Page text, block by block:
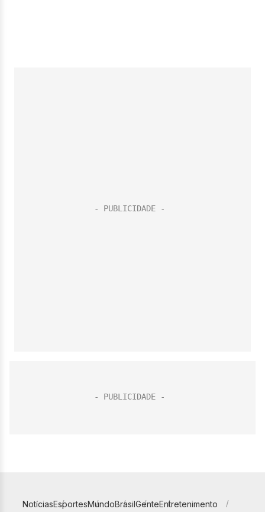
NotíciasEsportesMundoBrasilGenteEntretenimento